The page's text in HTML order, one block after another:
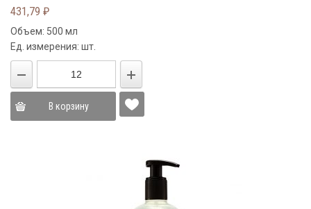
431,79 ₽
Объем: 500 мл
Ед. измерения: шт.
В корзину